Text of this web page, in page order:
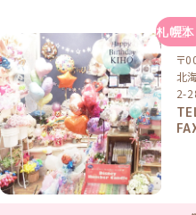
札幌
〒
北
2-